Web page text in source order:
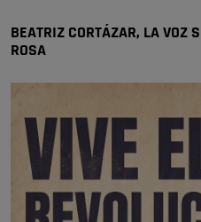
BEATRIZ CORTÁZAR, LA VOZ
ROSA